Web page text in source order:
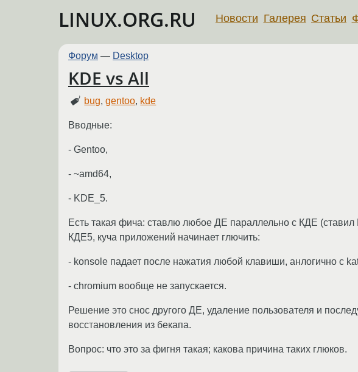
LINUX.ORG.RU Новости Галерея Статьи
Форум — Desktop
KDE vs All
bug,gentoo, kde
Вводные:
- Gentoo,
- ~amd64,
- KDE_5.
Есть такая фича: ставлю любое ДЕ параллельно с КДЕ
КДЕ5, куча приложений начинает глючить:
- konsole падает после нажатия любой клавиши, анлогично с
- chromium вообще не запускается.
Решение это снос другого ДЕ, удаление пользователя и
восстановления из бекапа.
Вопрос: что это за фигня такая; какова причина таких глюков.